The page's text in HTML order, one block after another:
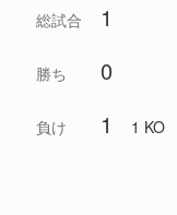
総試合 1
勝ち 0
負け 1 1 KO